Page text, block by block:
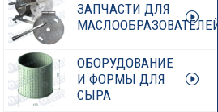
ЗАПЧАСТИ ДЛЯ
МАСЛООБРАЗОВАТЕЛЕЙ
ОБОРУДОВАНИЕ
И ФОРМЫ ДЛЯ
СЫРА